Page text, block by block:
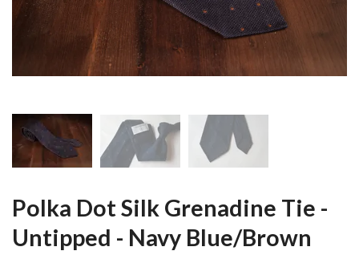
Polka Dot Silk Grenadine Tie -
Untipped - Navy Blue/Brown